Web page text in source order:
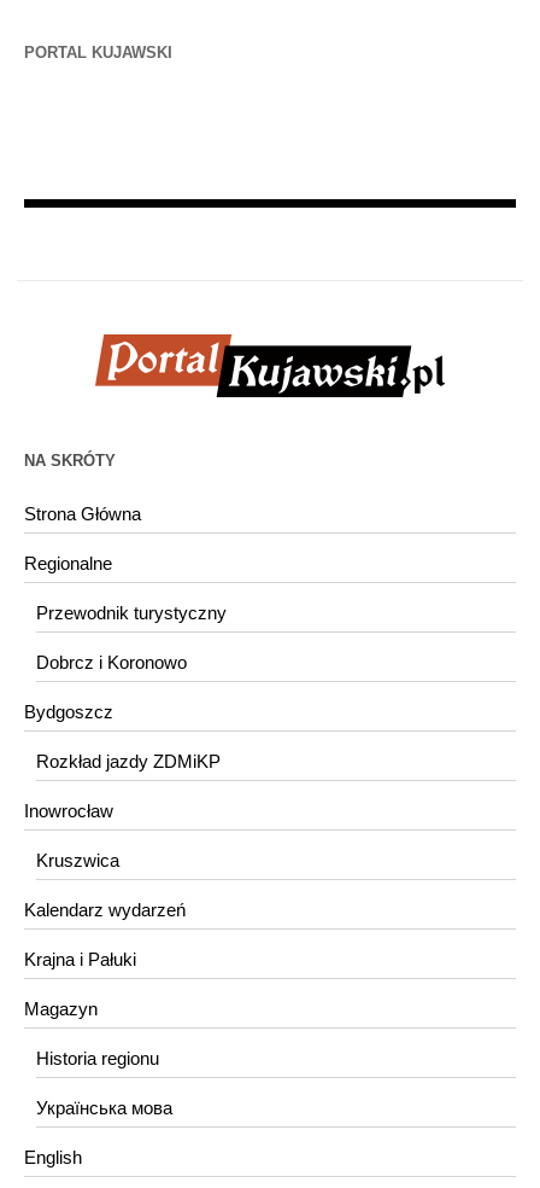
PORTAL KUJAWSKI
NA SKRÓTY
Strona Główna
Regionalne
Przewodnik turystyczny
Dobrcz i Koronowo
Bydgoszcz
Rozkład jazdy ZDMiKP
Inowrocław
Kruszwica
Kalendarz wydarzeń
Krajna i Pałuki
Magazyn
Historia regionu
Українська мова
English